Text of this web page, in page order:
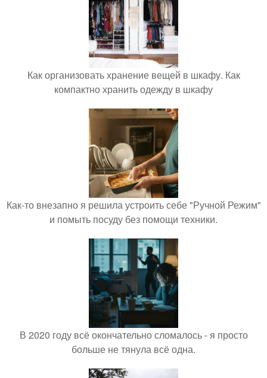
Как организовать хранение вещей в шкафу. Как
компактно хранить одежду в шкафу
Как-то внезапно я решила устроить себе "Ручной Режим"
и помыть посуду без помощи техники.
В 2020 году всё окончательно сломалось - я просто
больше не тянула всё одна.